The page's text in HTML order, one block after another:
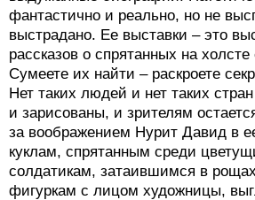
фантастично и реально, но не
выстрадано. Ее выставки – это
рассказов о спрятанных на
Сумеете их найти – раскроете
Нет таких людей и нет таких
и зарисованы, и зрителям
за воображением Нурит Давид в
куклам, спрятанным среди
солдатикам, затаившимся в
фигуркам с лицом художницы,